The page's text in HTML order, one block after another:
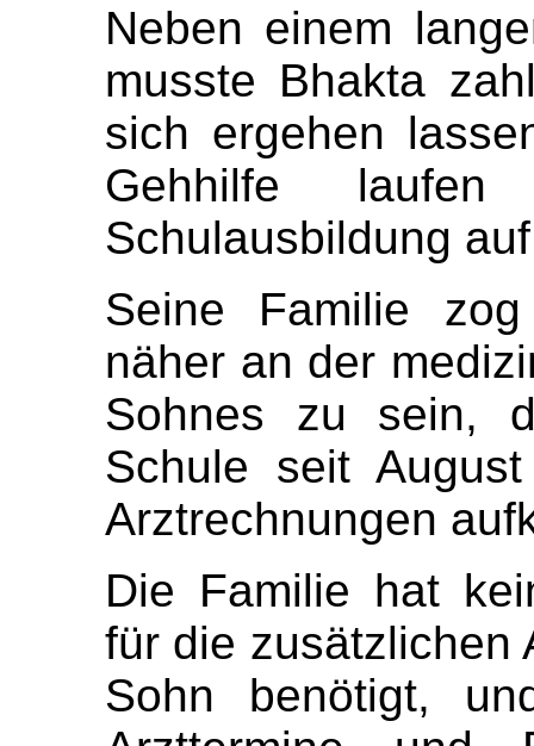
Neben einem
musste Bhakta
sich ergehen
Gehhilfe
Schulausbildung
Seine Familie
näher an der
Sohnes zu sein,
Schule seit
Arztrechnungen
Die Familie hat
für die zusätzlichen
Sohn benötigt,